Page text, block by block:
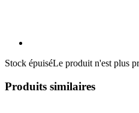
Stock épuiséLe produit n'est plus
Produits similaires